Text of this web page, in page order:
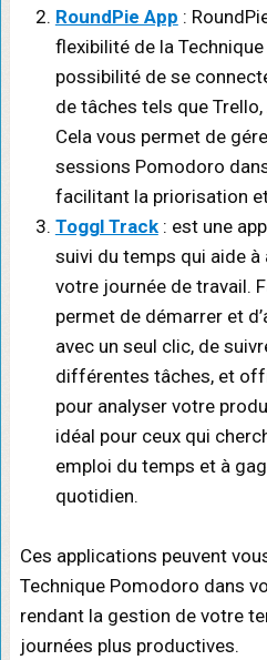
RoundPie App :
flexibilité de la
possibilité de se
de tâches tels que
Cela vous permet de
sessions Pomodoro
facilitant la priorisation
Toggl Track: est une
suivi du temps qui aide
votre journée de travail.
permet de démarrer et
avec un seul clic, de
différentes tâches, et
pour analyser votre
idéal pour ceux qui
emploi du temps et à
quotidien.
Ces applications peuvent
Technique Pomodoro dans
rendant la gestion de votre
journées plus productives.